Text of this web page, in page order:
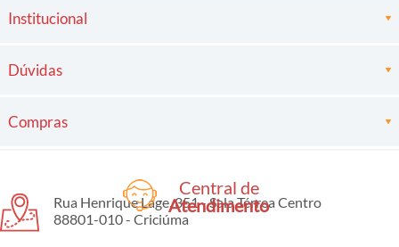
Institucional
Dúvidas
Compras
Central de
Atendimento
Rua Henrique Lage, 351 - Sala Térrea Centro
88801-010 - Criciúma